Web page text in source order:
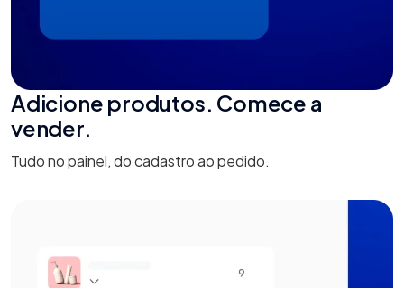
Adicione produtos. Comece a
vender.
Tudo no painel, do cadastro ao pedido.